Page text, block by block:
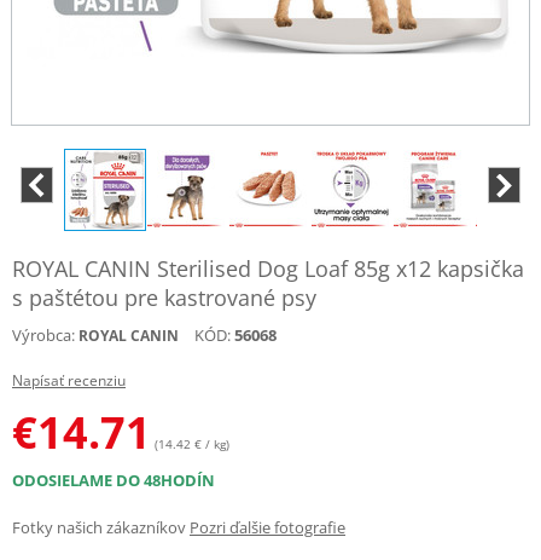
ROYAL CANIN Sterilised Dog Loaf 85g x12 kapsička
s paštétou pre kastrované psy
Výrobca: ROYAL CANIN KÓD:56068
Napísať recenziu
€14.71 (14.42 € / kg)
ODOSIELAME DO 48HODÍN
Fotky našich zákazníkov Pozri ďalšie fotografie